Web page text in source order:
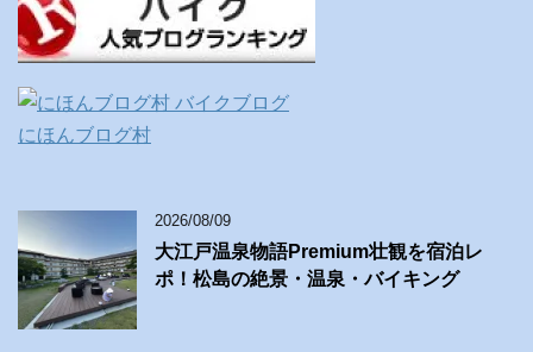
にほんブログ村
2026/08/09
大江戸温泉物語Premium壮観を宿泊レ
ポ！松島の絶景・温泉・バイキング